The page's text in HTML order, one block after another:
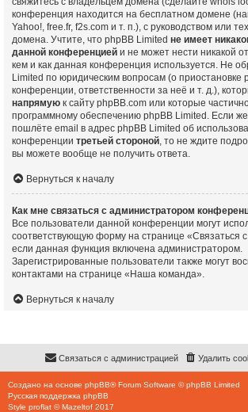
конференция находится на бесплатном домене
Yahoo!, free.fr, f2s.com и т. п.), с руководством или
домена. Учтите, что phpBB Limited не имеет
данной конференцией и не может нести никакой
кем и как данная конференция используется. Не
Limited по юридическим вопросам (о приостановке
конференции, ответственности за неё и т. д.),
напрямую к сайту phpBB.com или которые
программному обеспечению phpBB Limited. Если же
пошлёте email в адрес phpBB Limited об
конференции третьей стороной, то не ждите
вы можете вообще не получить ответа.
Вернуться к началу
Как мне связаться с администратором
Все пользователи данной конференции могут
соответствующую форму на странице «Связаться
если данная функция включена администратором.
Зарегистрированные пользователи также могут
контактами на странице «Наша команда».
Вернуться к началу
Удалить
Связаться с администрацией
Создано на основе phpBB® Forum Software © phpBB Limited
Русская поддержка phpBB
Style proflat ©Mazeltof 2017